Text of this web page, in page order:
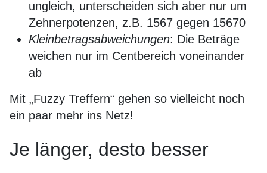
ungleich, unterscheiden sich aber nur um
Zehnerpotenzen, z.B. 1567 gegen 15670
Kleinbetragsabweichungen: Die Beträge
weichen nur im Centbereich voneinander
ab
Mit „Fuzzy Treffern“ gehen so vielleicht noch
ein paar mehr ins Netz!
Je länger, desto besser